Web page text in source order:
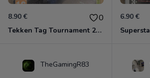
8.90 € 0
Tekken Tag Tournament 2 Xbox 360
6.90 €
TheGamingR83